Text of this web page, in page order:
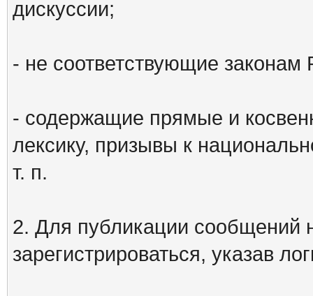
дискуссии;
- не соответствующие законам
- содержащие прямые и
лексику, призывы к
т. п.
2. Для публикации сообщений
зарегистрироваться, указав